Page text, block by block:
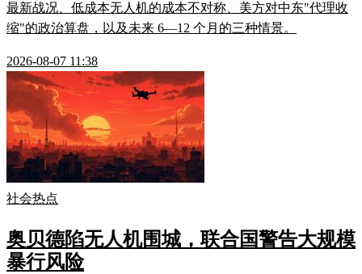
最新战况、低成本无人机的成本不对称、美方对中东"代理收
缩"的政治算盘，以及未来 6—12 个月的三种情景。
2026-08-07 11:38
社会热点
奥贝德陷无人机围城，联合国警告大规模
暴行风险